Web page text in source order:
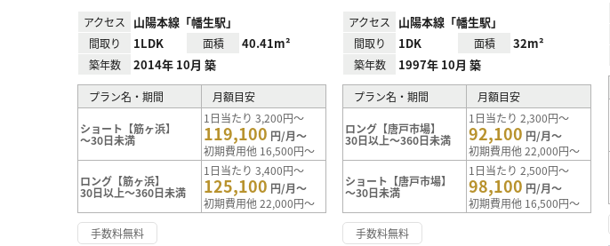
アクセス 山陽本線「幡生駅」
間取り 1LDK 面積 40.41m²
築年数 2014年 10月 築
プラン名・期間 月額目安
ショート【筋ヶ浜】
～30日未満
1日当たり 3,200円～
119,100 円/月～
初期費用他 16,500円～
ロング【筋ヶ浜】
30日以上～360日未満
1日当たり 3,400円～
125,100 円/月～
初期費用他 22,000円～
手数料無料
アクセス 山陽本線「幡生駅」
間取り 1DK 面積 32m²
築年数 1997年 10月 築
プラン名・期間 月額目安
ロング【唐戸市場】
30日以上～360日未満
1日当たり 2,300円～
92,100 円/月～
初期費用他 22,000円～
ショート【唐戸市場】
～30日未満
1日当たり 2,500円～
98,100 円/月～
初期費用他 16,500円～
手数料無料